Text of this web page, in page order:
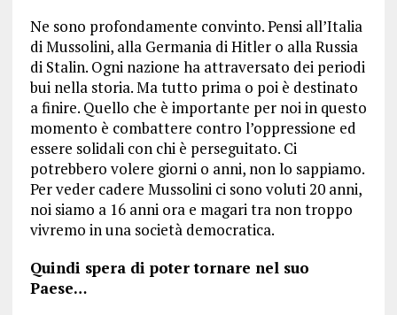
Ne sono profondamente convinto. Pensi all’Italia
di Mussolini, alla Germania di Hitler o alla Russia
di Stalin. Ogni nazione ha attraversato dei periodi
bui nella storia. Ma tutto prima o poi è destinato
a finire. Quello che è importante per noi in questo
momento è combattere contro l’oppressione ed
essere solidali con chi è perseguitato. Ci
potrebbero volere giorni o anni, non lo sappiamo.
Per veder cadere Mussolini ci sono voluti 20 anni,
noi siamo a 16 anni ora e magari tra non troppo
vivremo in una società democratica.
Quindi spera di poter tornare nel suo
Paese…